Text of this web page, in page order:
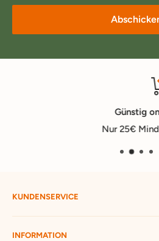
Günstig online
Nur 25€
KUNDENSERVICE
Mein Konto
INFORMATION